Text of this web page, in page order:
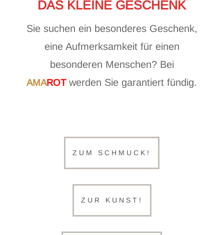
DAS KLEINE GESCHENK
Sie suchen ein besonderes Geschenk,
eine Aufmerksamkeit für einen
besonderen Menschen? Bei
AMAROT werden Sie garantiert fündig.
ZUM SCHMUCK!
ZUR KUNST!